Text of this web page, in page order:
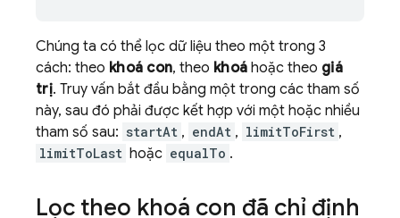
Chúng ta có thể lọc dữ liệu theo một trong 3
cách: theo khoá con, theo khoá hoặc theo giá
trị. Truy vấn bắt đầu bằng một trong các tham số
này, sau đó phải được kết hợp với một hoặc nhiều
tham số sau: startAt , endAt , limitToFirst ,
limitToLast hoặc equalTo .
Lọc theo khoá con đã chỉ định